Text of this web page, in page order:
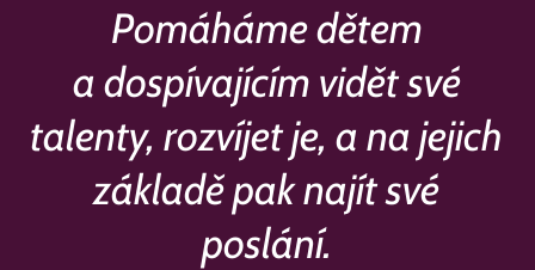
Pomáháme dětem
a dospívajícím vidět své
talenty, rozvíjet je, a na jejich
základě pak najít své
poslání.